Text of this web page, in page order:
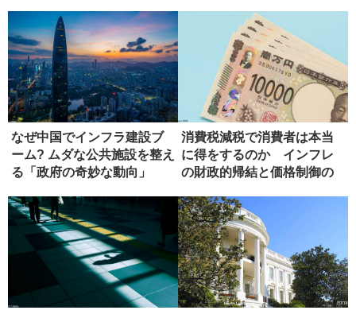
なぜ中国でインフラ建設ブ
ーム? ムダな公共施設を整え
る「政府の奇妙な動向」
消費税減税で消費者は本当
に得をするのか インフレ
の財政的帰結と価格制御の